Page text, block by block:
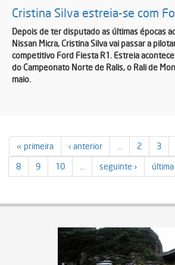
Cristina Silva estreia-se com
Depois de ter disputado as últimas épocas
Nissan Micra, Cristina Silva vai passar a
competitivo Ford Fiesta R1. Estreia
do Campeonato Norte de Ralis, o Rali de
maio.
« primeira ‹ anterior 2 3
8
9 10 seguinte ›